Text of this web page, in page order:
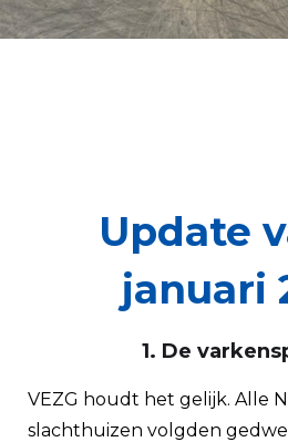
Update
januari
1. De
VEZG houdt het gelijk. Alle
slachthuizen volgden